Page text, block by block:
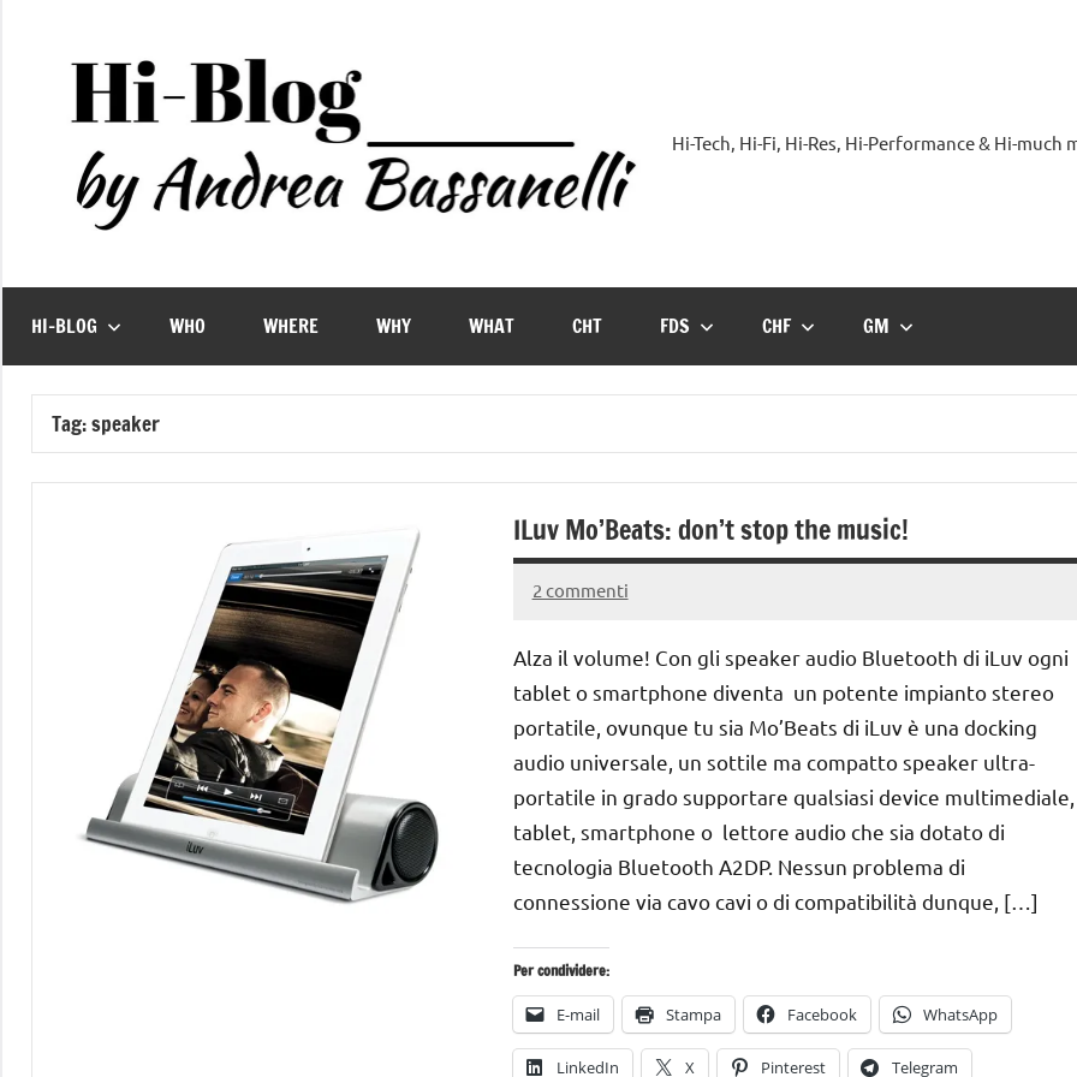
Hi-
by
Andrea
Bassanelli
Hi-Tech, Hi-Fi, Hi-Res, Hi-Performance & Hi-much
HI-BLOG WHO WHERE WHY WHAT CHT FDS CHF GM
Tag:speaker
ILuv Mo’Beats: don’t stop the music!
6
2016
Andrea
2 commenti
Alza il volume! Con gli speaker audio Bluetooth di iLuv ogni
tablet o smartphone diventa un potente impianto stereo
portatile, ovunque tu sia Mo’Beats di iLuv è una docking
audio universale, un sottile ma compatto speaker ultra-
portatile in grado supportare qualsiasi device multimediale,
tablet, smartphone o lettore audio che sia dotato di
tecnologia Bluetooth A2DP. Nessun problema di
connessione via cavo cavi o di compatibilità dunque, […]
Per condividere:
E-mail Stampa Facebook WhatsApp
LinkedIn X Pinterest Telegram